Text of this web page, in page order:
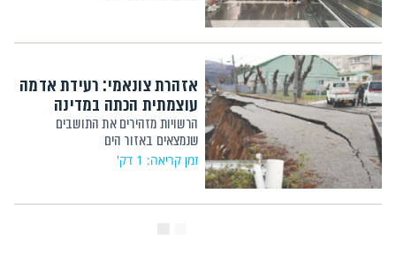
אזהרת צונאמי: רעידת אדמה
עוצמתית הכתה במדינה
הרשויות מזהירים את התושבים
שנמצאים באזור הים
זמן קריאה: 1 דק'